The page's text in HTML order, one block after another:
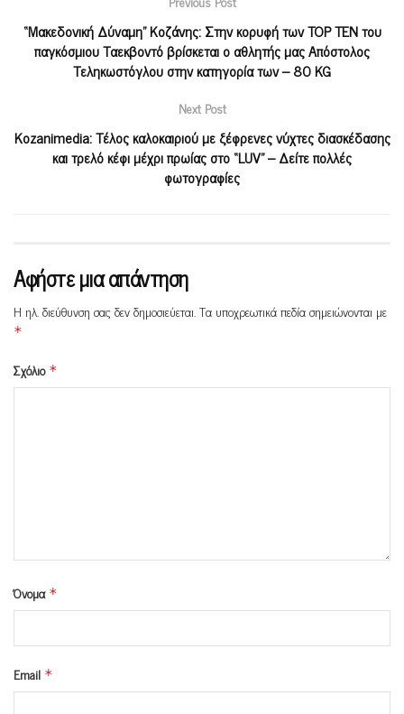
“Μακεδονική Δύναμη” Κοζάνης: Στην κορυφή των TOP TEN του
παγκόσμιου Ταεκβοντό βρίσκεται ο αθλητής μας Απόστολος
Τεληκωστόγλου στην κατηγορία των – 80 KG
Next Post
Kozanimedia: Τέλος καλοκαιριού με ξέφρενες νύχτες διασκέδασης
και τρελό κέφι μέχρι πρωίας στο “LUV” – Δείτε πολλές
φωτογραφίες
Αφήστε μια απάντηση
Η ηλ. διεύθυνση σας δεν δημοσιεύεται.Τα υποχρεωτικά πεδία σημειώνονται με
*
Σχόλιο *
Όνομα *
Email *